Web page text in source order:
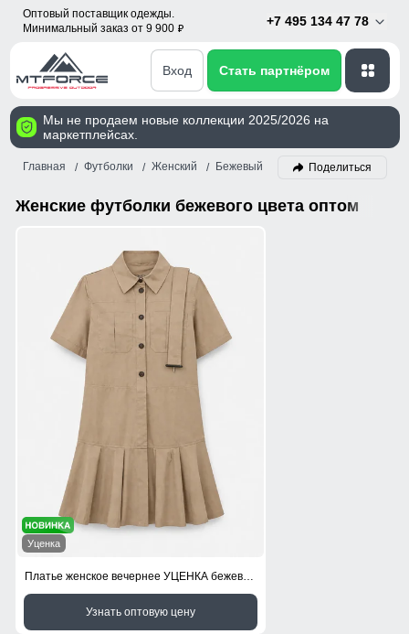
Оптовый поставщик одежды.
Минимальный заказ от 9 900 p
+7 495 134 47 78
Вход Стать партнёром
Мы не продаем новые коллекции 2025/2026 на
маркетплейсах.
Главная Футболки Женский Бежевый Поделиться
Женские футболки бежевого цвета оптом
Уценка
Платье женское вечернее УЦЕНКА бежевого цвета 0959B
Узнать оптовую цену